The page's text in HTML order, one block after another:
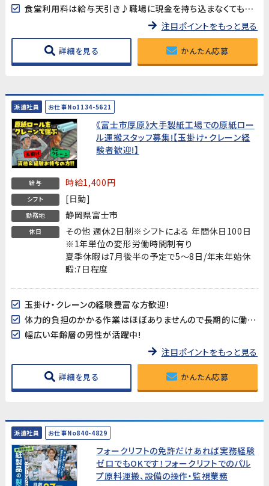
食堂利用料は給与天引き♪職場に現金を持ち込まなくても大丈夫♪
注目ポイントをもっと見る
詳細を見る かんたん応募
派遣社員 お仕事No1134-5621
《富士市厚原》大手製紙工場での原紙ロー
ル運搬スタッフ募集!【玉掛け・クレーン経
験者歓迎!】
給与 時給1,400円
シフト [日勤]
勤務地 静岡県富士市
休日
その他 週休2日制※シフトによる 年間休日100日
※1年単位の変形労働時間制有り
夏季休暇は7月後半の予定で5～8日/年末年始休
暇:7日程度
玉掛け・クレーンの経験豊富な方歓迎!
体力的負担のかかる作業はほぼありませんので長期的に働きやすい♪
幅広い年齢層の男性が活躍中!
注目ポイントをもっと見る
詳細を見る かんたん応募
派遣社員 お仕事No840-4829
フォークリフトの免許だけあれば実務経験
ゼロでもOKです！フォークリフトでのパル
プ原料運搬、設備の操作・監視業務